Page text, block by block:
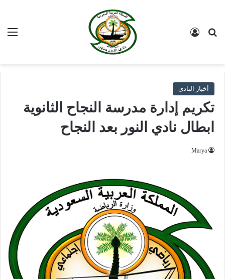
بحث عن
أخبار النادي
تكريم إدارة مدرسة النجاح الثانوية
ابطال نادي النور بعد النجاح
Marya